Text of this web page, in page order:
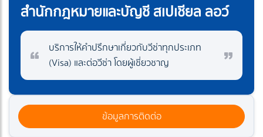
สำนักกฎหมายและบัญชี สเปเชียล ลอว์
บริการให้คำปรึกษาเกี่ยวกับวีซ่าทุกประเภท
(Visa) และต่อวีซ่า โดยผู้เชี่ยวชาญ
ข้อมูลการติดต่อ